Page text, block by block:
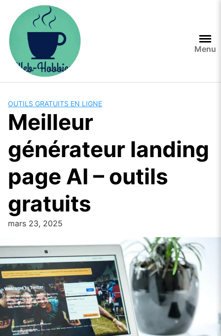
content
Menu
OUTILS GRATUITS EN LIGNE
Meilleur
générateur landing
page AI – outils
gratuits
mars 23, 2025